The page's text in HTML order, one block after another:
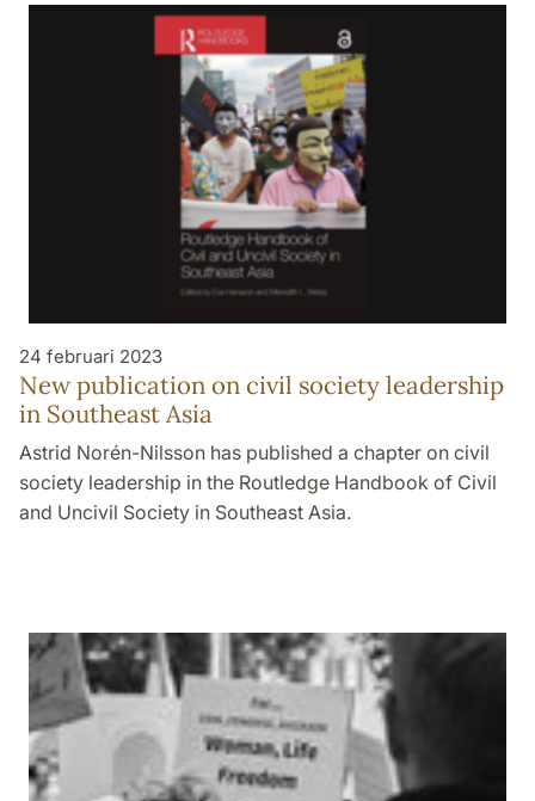
24 februari 2023
New publication on civil society leadership
in Southeast Asia
Astrid Norén-Nilsson has published a chapter on civil
society leadership in the Routledge Handbook of Civil
and Uncivil Society in Southeast Asia.